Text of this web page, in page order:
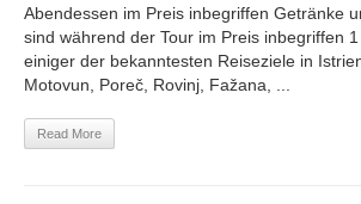
Abendessen im Preis inbegriffen Getränke
sind während der Tour im Preis inbegriffen
einiger der bekanntesten Reiseziele in
Motovun, Poreč, Rovinj, Fažana, ...
Read More